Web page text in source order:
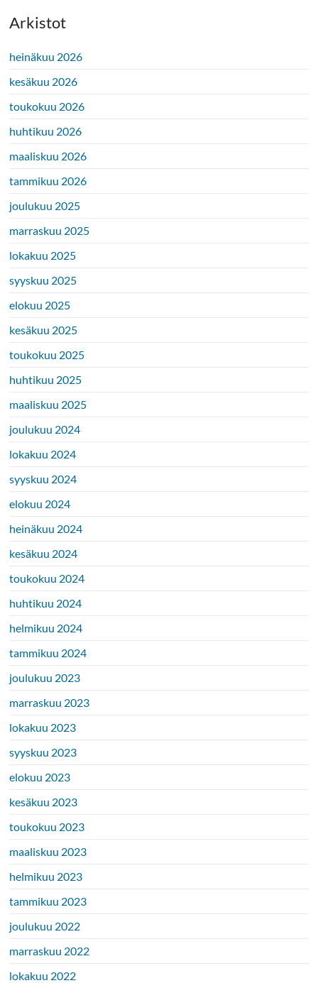
Arkistot
heinäkuu 2026
kesäkuu 2026
toukokuu 2026
huhtikuu 2026
maaliskuu 2026
tammikuu 2026
joulukuu 2025
marraskuu 2025
lokakuu 2025
syyskuu 2025
elokuu 2025
kesäkuu 2025
toukokuu 2025
huhtikuu 2025
maaliskuu 2025
joulukuu 2024
lokakuu 2024
syyskuu 2024
elokuu 2024
heinäkuu 2024
kesäkuu 2024
toukokuu 2024
huhtikuu 2024
helmikuu 2024
tammikuu 2024
joulukuu 2023
marraskuu 2023
lokakuu 2023
syyskuu 2023
elokuu 2023
kesäkuu 2023
toukokuu 2023
maaliskuu 2023
helmikuu 2023
tammikuu 2023
joulukuu 2022
marraskuu 2022
lokakuu 2022